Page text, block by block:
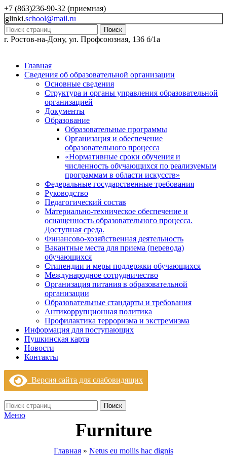
+7 (863)236-90-32 (приемная)
glinki.school@mail.ru
Поиск
г. Ростов-на-Дону, ул. Профсоюзная, 136 б/1а
Главная
Сведения об образовательной организации
Основные сведения
Структура и органы управления образовательной
организацией
Документы
Образование
Образовательные программы
Организация и обеспечение
образовательного процесса
«Нормативные сроки обучения и
численность обучающихся по реализуемым
программам в области искусств»
Федеральные государственные требования
Руководство
Педагогический состав
Материально-техническое обеспечение и
оснащенность образовательного процесса.
Доступная среда.
Финансово-хозяйственная деятельность
Вакантные места для приема (перевода)
обучающихся
Стипендии и меры поддержки обучающихся
Международное сотрудничество
Организация питания в образовательной
организации
Образовательные стандарты и требования
Антикоррупционная политика
Профилактика терроризма и экстремизма
Информация для поступающих
Пушкинская карта
Новости
Контакты
Версия сайта для слабовидящих
Поиск
Меню
Furniture
Главная » Netus eu mollis hac dignis